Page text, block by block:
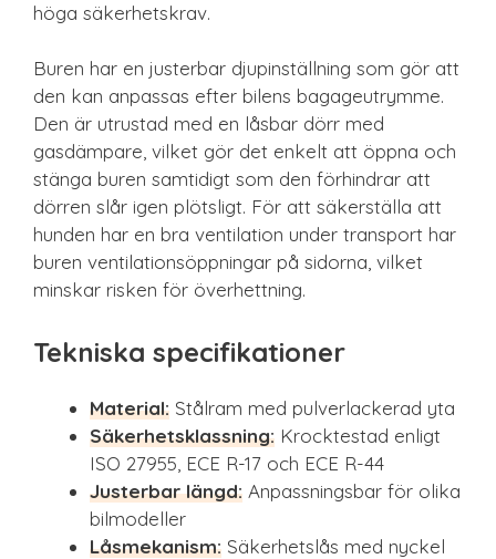
höga säkerhetskrav.
Buren har en justerbar djupinställning som gör att
den kan anpassas efter bilens bagageutrymme.
Den är utrustad med en låsbar dörr med
gasdämpare, vilket gör det enkelt att öppna och
stänga buren samtidigt som den förhindrar att
dörren slår igen plötsligt. För att säkerställa att
hunden har en bra ventilation under transport har
buren ventilationsöppningar på sidorna, vilket
minskar risken för överhettning.
Tekniska specifikationer
Material: Stålram med pulverlackerad yta
Säkerhetsklassning: Krocktestad enligt
ISO 27955, ECE R-17 och ECE R-44
Justerbar längd: Anpassningsbar för olika
bilmodeller
Låsmekanism: Säkerhetslås med nyckel